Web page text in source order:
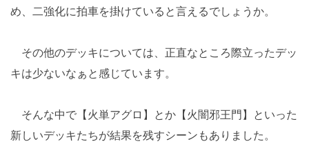
め、二強化に拍車を掛けていると言えるでしょうか。
その他のデッキについては、正直なところ際立ったデッ
キは少ないなぁと感じています。
そんな中で【火単アグロ】とか【火闇邪王門】といった
新しいデッキたちが結果を残すシーンもありました。